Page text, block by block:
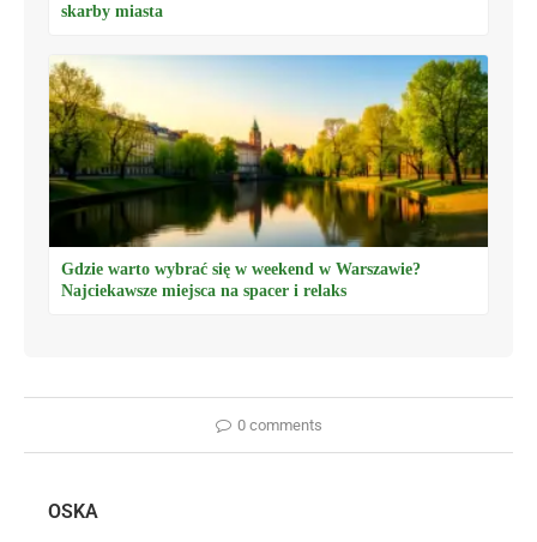
skarby miasta
Gdzie warto wybrać się w weekend w Warszawie?
Najciekawsze miejsca na spacer i relaks
0 comments
OSKA